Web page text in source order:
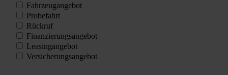
Fahr­zeug­an­ge­bot
Pro­be­fahrt
Rück­ruf
Finan­zie­rungs­an­ge­bot
Lea­sing­an­ge­bot
Ver­si­che­rungs­an­ge­bot